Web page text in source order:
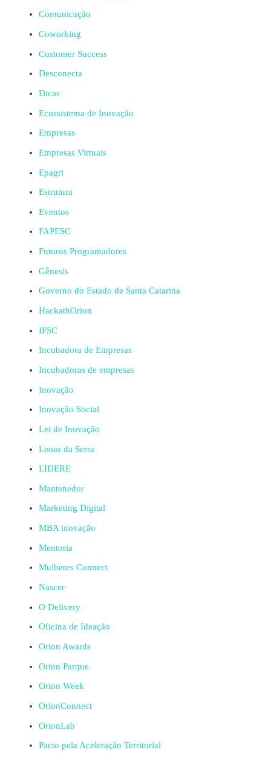
Comunicação
Coworking
Customer Success
Desconecta
Dicas
Ecossistema de Inovação
Empresas
Empresas Virtuais
Epagri
Estrutura
Eventos
FAPESC
Futuros Programadores
Gênesis
Governo do Estado de Santa Catarina
HackathOrion
IFSC
Incubadora de Empresas
Incubadoras de empresas
Inovação
Inovação Social
Lei de Inovação
Leoas da Serra
LIDERE
Mantenedor
Marketing Digital
MBA inovação
Mentoria
Mulheres Connect
Nascer
O Delivery
Oficina de Ideação
Orion Awards
Orion Parque
Orion Week
OrionConnect
OrionLab
Pacto pela Aceleração Territorial